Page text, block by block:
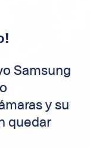
Samsung
y su
quedar